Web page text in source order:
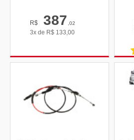
R$ 387,02
3x de R$ 133,00